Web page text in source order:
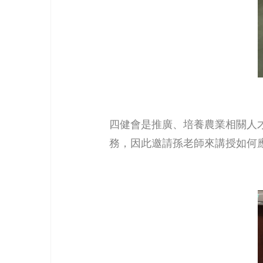
四健會是推廣、培養農業相關
務，因此邀請孫老師來講授如何